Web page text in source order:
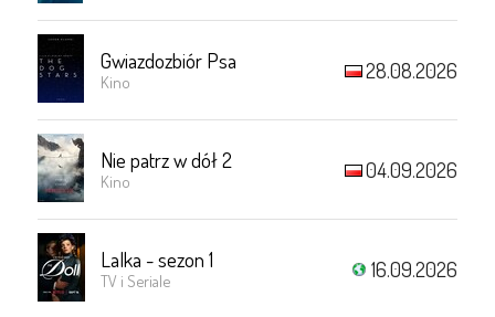
Gwiazdozbiór Psa
Kino 28.08.2026
Nie patrz w dół 2
Kino 04.09.2026
Lalka - sezon 1
TV i Seriale 16.09.2026